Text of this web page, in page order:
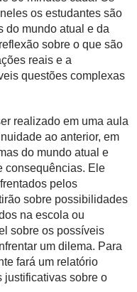
os estudantes são
do mundo atual e da
sobre o que são
reais e a
questões complexas
realizado em uma aula
ao anterior, em
do mundo atual e
consequências. Ele
pelos
sobre possibilidades
na escola ou
sobre os possíveis
um dilema. Para
fará um relatório
justificativas sobre o